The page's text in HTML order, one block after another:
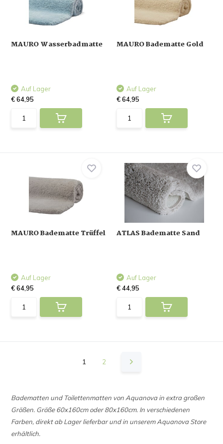
MAURO Wasserbadmatte
Auf Lager
€ 64,95
MAURO Badematte Gold
Auf Lager
€ 64,95
MAURO Badematte Trüffel
Auf Lager
€ 64,95
ATLAS Badematte Sand
Auf Lager
€ 44,95
1 2
Badematten und Toilettenmatten von Aquanova in extra großen
Größen. Größe 60x160cm oder 80x160cm. In verschiedenen
Farben, direkt ab Lager lieferbar und in unserem Aquanova Store
erhältlich.